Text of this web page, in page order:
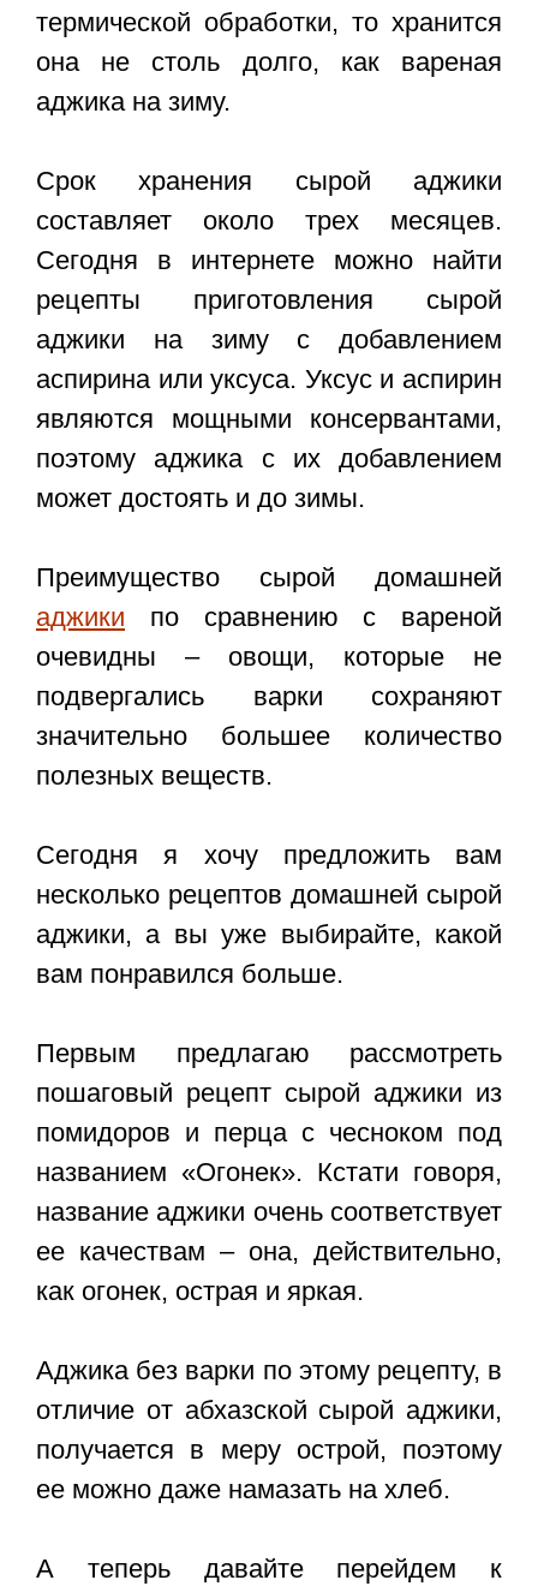
термической обработки, то хранится
она не столь долго, как вареная
аджика на зиму.
Срок хранения сырой аджики
составляет около трех месяцев.
Сегодня в интернете можно найти
рецепты приготовления сырой
аджики на зиму с добавлением
аспирина или уксуса. Уксус и аспирин
являются мощными консервантами,
поэтому аджика с их добавлением
может достоять и до зимы.
Преимущество сырой домашней
аджики по сравнению с вареной
очевидны – овощи, которые не
подвергались варки сохраняют
значительно большее количество
полезных веществ.
Сегодня я хочу предложить вам
несколько рецептов домашней сырой
аджики, а вы уже выбирайте, какой
вам понравился больше.
Первым предлагаю рассмотреть
пошаговый рецепт сырой аджики из
помидоров и перца c чесноком под
названием «Огонек». Кстати говоря,
название аджики очень соответствует
ее качествам – она, действительно,
как огонек, острая и яркая.
Аджика без варки по этому рецепту, в
отличие от абхазской сырой аджики,
получается в меру острой, поэтому
ее можно даже намазать на хлеб.
А теперь давайте перейдем к